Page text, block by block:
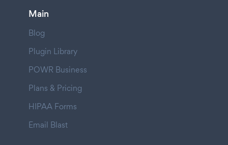
Main
Blog
Plugin Library
POWR Business
Plans & Pricing
HIPAA Forms
Email Blast